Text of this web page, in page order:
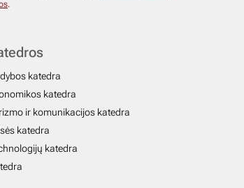
.
katedra
katedra
ir komunikacijos katedra
katedra
katedra